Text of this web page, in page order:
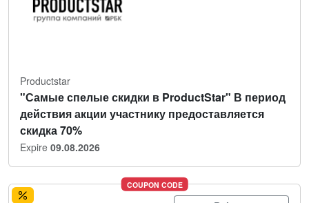
Productstar
"Самые спелые скидки в ProductStar" В период
действия акции участнику предоставляется
скидка 70%
Expire 09.08.2026
COUPON CODE